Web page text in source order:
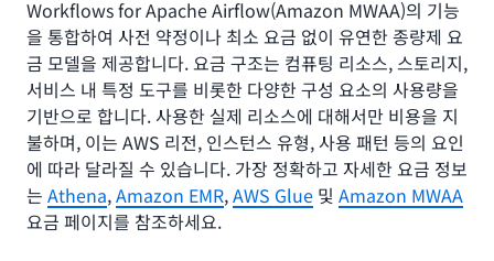
Workflows for Apache Airflow(Amazon MWAA)의 기능
을 통합하여 사전 약정이나 최소 요금 없이 유연한 종량제 요
금 모델을 제공합니다. 요금 구조는 컴퓨팅 리소스, 스토리지,
서비스 내 특정 도구를 비롯한 다양한 구성 요소의 사용량을
기반으로 합니다. 사용한 실제 리소스에 대해서만 비용을 지
불하며, 이는 AWS 리전, 인스턴스 유형, 사용 패턴 등의 요인
에 따라 달라질 수 있습니다. 가장 정확하고 자세한 요금 정보
는 Athena,Amazon EMR,AWS Glue 및 Amazon MWAA
요금 페이지를 참조하세요.